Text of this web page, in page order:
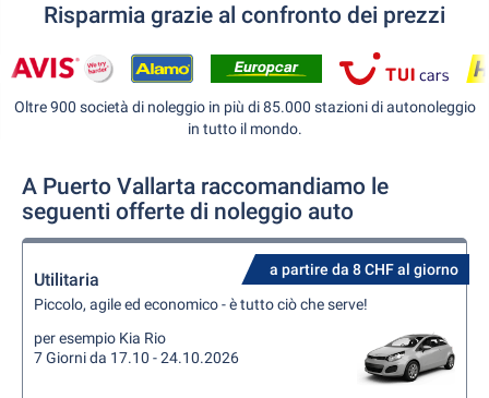
Risparmia grazie al confronto dei prezzi
Oltre 900 società di noleggio in più di 85.000 stazioni di autonoleggio
in tutto il mondo.
A Puerto Vallarta raccomandiamo le
seguenti offerte di noleggio auto
a partire da 8 CHF al giorno
Utilitaria
Piccolo, agile ed economico - è tutto ciò che serve!
per esempio Kia Rio
7 Giorni da 17.10 - 24.10.2026